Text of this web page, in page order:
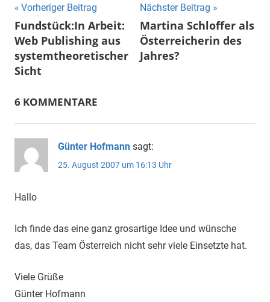
Beitrags-
Navigation
Vorheriger Beitrag
Fundstück:In Arbeit:
Web Publishing aus
systemtheoretischer
Sicht
Nächster Beitrag
Martina Schloffer als
Österreicherin des
Jahres?
6 KOMMENTARE
Günter Hofmann sagt:
25. August 2007 um 16:13 Uhr
Hallo
Ich finde das eine ganz grosartige Idee und wünsche
das, das Team Österreich nicht sehr viele Einsetzte hat.
Viele Grüße
Günter Hofmann